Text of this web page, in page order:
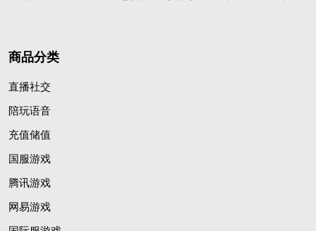
商品分类
直播社交
陪玩语音
充值储值
国服游戏
腾讯游戏
网易游戏